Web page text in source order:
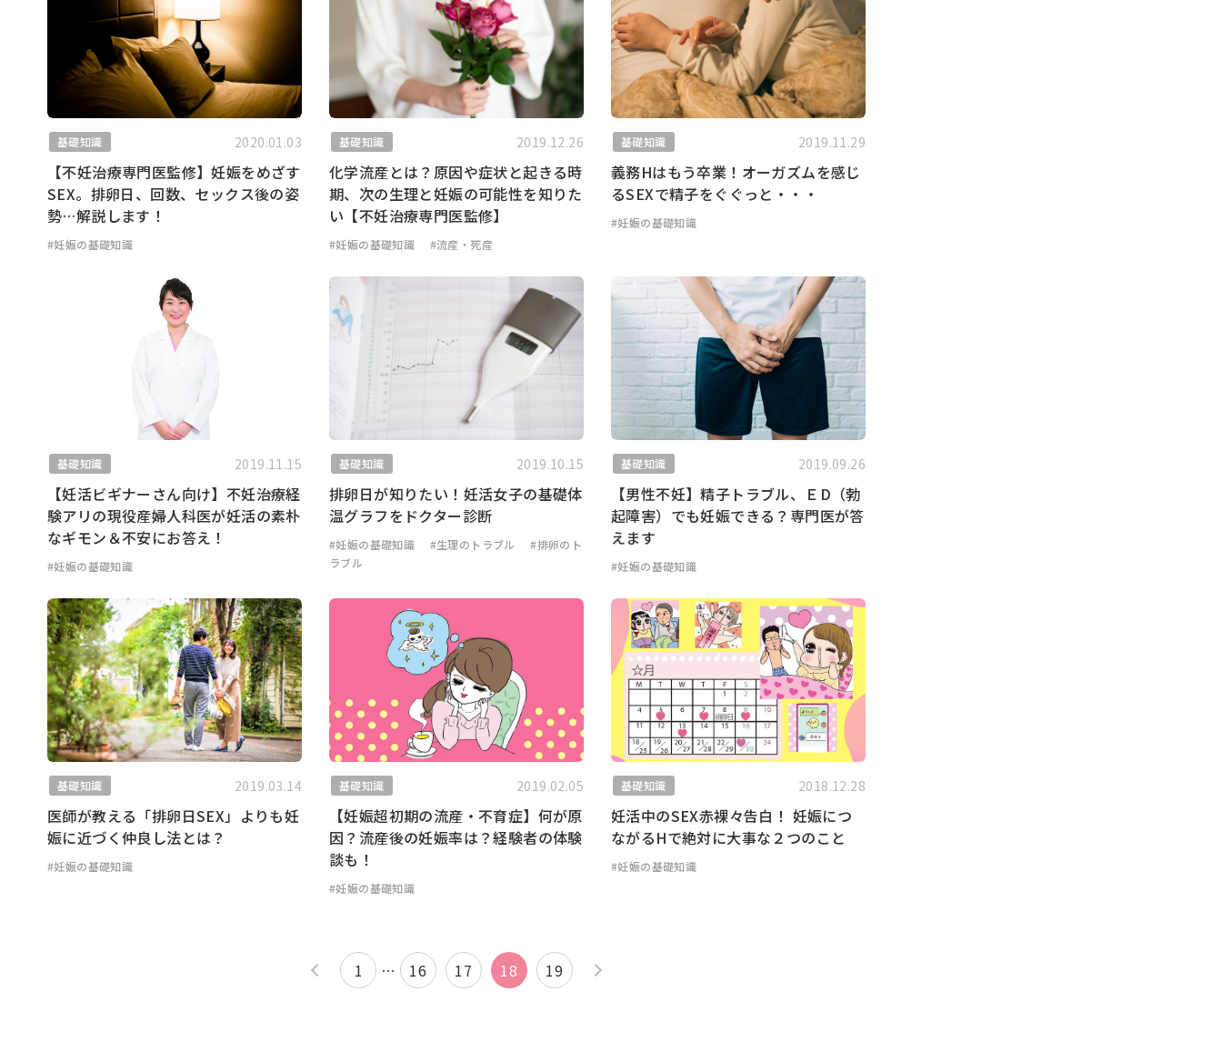
基礎知識 2020.01.03
【不妊治療専門医監修】妊娠をめざす
SEX。排卵日、回数、セックス後の姿
勢…解説します！
#妊娠の基礎知識
基礎知識 2019.12.26
化学流産とは？原因や症状と起きる時
期、次の生理と妊娠の可能性を知りた
い【不妊治療専門医監修】
#妊娠の基礎知識 #流産・死産
基礎知識 2019.11.29
義務Hはもう卒業！オーガズムを感じ
るSEXで精子をぐぐっと・・・
#妊娠の基礎知識
基礎知識 2019.11.15
【妊活ビギナーさん向け】不妊治療経
験アリの現役産婦人科医が妊活の素朴
なギモン＆不安にお答え！
#妊娠の基礎知識
基礎知識 2019.10.15
排卵日が知りたい！妊活女子の基礎体
温グラフをドクター診断
#妊娠の基礎知識 #生理のトラブル
#排卵のト
ラブル
基礎知識 2019.09.26
【男性不妊】精子トラブル、ＥD（勃
起障害）でも妊娠できる？専門医が答
えます
#妊娠の基礎知識
基礎知識 2019.03.14
医師が教える「排卵日SEX」よりも妊
娠に近づく仲良し法とは？
#妊娠の基礎知識
基礎知識 2019.02.05
【妊娠超初期の流産・不育症】何が原
因？流産後の妊娠率は？経験者の体験
談も！
#妊娠の基礎知識
基礎知識 2018.12.28
妊活中のSEX赤裸々告白！ 妊娠につ
ながるHで絶対に大事な２つのこと
#妊娠の基礎知識
1 … 16 17 18 19